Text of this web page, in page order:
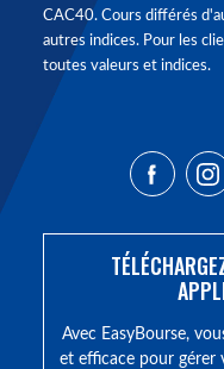
CAC40. Cours différés
autres indices. Pour les
toutes valeurs et indices.
Avec EasyBourse,
et efficace pour gérer